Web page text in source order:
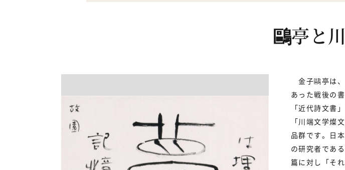
鷗亭と
金子鷗亭は
あった戦後の
「近代詩文書
「川端文学燦
品群です。日
の研究者であ
篇に対し「そ